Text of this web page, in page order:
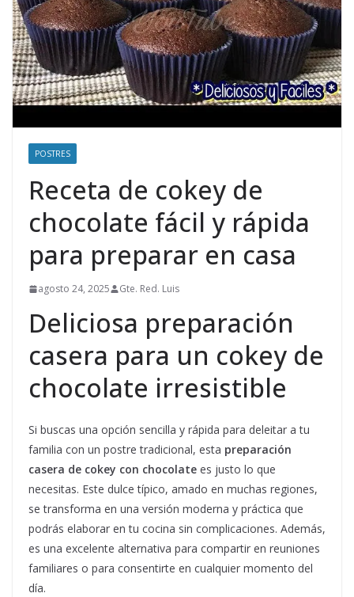
POSTRES
Receta de cokey de
chocolate fácil y rápida
para preparar en casa
agosto 24, 2025 Gte. Red. Luis
Deliciosa preparación
casera para un cokey de
chocolate irresistible
Si buscas una opción sencilla y rápida para deleitar a tu
familia con un postre tradicional, esta preparación
casera de cokey con chocolate es justo lo que
necesitas. Este dulce típico, amado en muchas regiones,
se transforma en una versión moderna y práctica que
podrás elaborar en tu cocina sin complicaciones. Además,
es una excelente alternativa para compartir en reuniones
familiares o para consentirte en cualquier momento del
día.